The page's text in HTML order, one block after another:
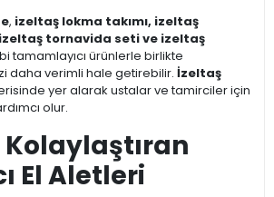
, izeltaş lokma takımı, izeltaş
tornavida seti ve izeltaş
tamamlayıcı ürünlerle birlikte
daha verimli hale getirebilir. İzeltaş
yer alarak ustalar ve tamirciler için
olur.
El Aletleri